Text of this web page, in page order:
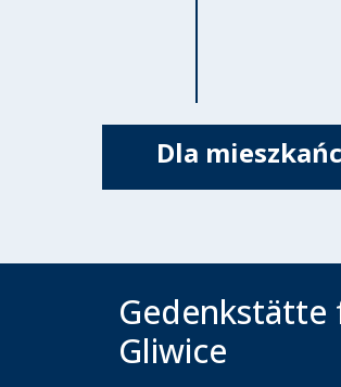
Dla
Gedenkstätte
Gliwice